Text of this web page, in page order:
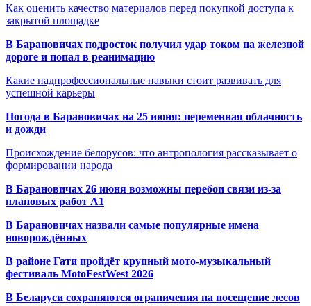
Как оценить качество материалов перед покупкой доступа к
закрытой площадке
В Барановичах подросток получил удар током на железной
дороге и попал в реанимацию
Какие надпрофессиональные навыки стоит развивать для
успешной карьеры
Погода в Барановичах на 25 июня: переменная облачность
и дожди
Происхождение белорусов: что антропология рассказывает о
формировании народа
В Барановичах 26 июня возможны перебои связи из-за
плановых работ A1
В Барановичах назвали самые популярные имена
новорождённых
В районе Гати пройдёт крупный мото-музыкальный
фестиваль MotoFestWest 2026
В Беларуси сохраняются ограничения на посещение лесов